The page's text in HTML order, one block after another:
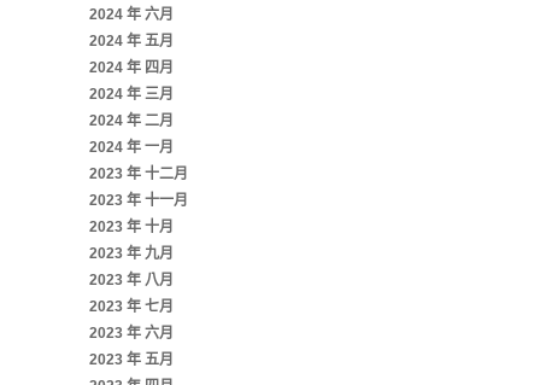
2024 年 六月
2024 年 五月
2024 年 四月
2024 年 三月
2024 年 二月
2024 年 一月
2023 年 十二月
2023 年 十一月
2023 年 十月
2023 年 九月
2023 年 八月
2023 年 七月
2023 年 六月
2023 年 五月